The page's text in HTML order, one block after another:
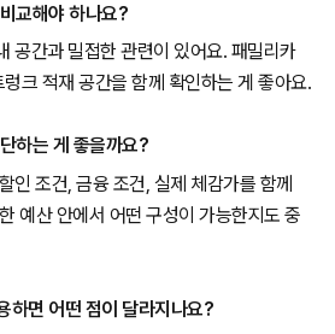
교해야 하나요?
공간과 밀접한 관련이 있어요. 패밀리카
크 적재 공간을 함께 확인하는 게 좋아요.
하는 게 좋을까요?
인 조건, 금융 조건, 실제 체감가를 함께
예산 안에서 어떤 구성이 가능한지도 중
하면 어떤 점이 달라지나요?